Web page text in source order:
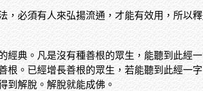
必須有人來弘揚流通，才能有效用，所以
典。凡是沒有種善根的眾生，能聽到此經
。已經增長善根的眾生，若能聽到此經一
到解脫。解脫就能成佛。